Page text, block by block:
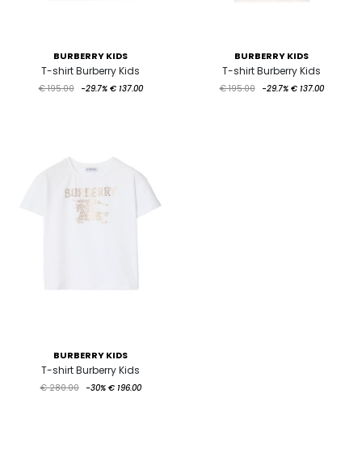
BURBERRY KIDS
T-shirt Burberry Kids
€ 195.00 -29.7% € 137.00
BURBERRY KIDS
T-shirt Burberry Kids
€ 195.00 -29.7% € 137.00
BURBERRY KIDS
T-shirt Burberry Kids
€ 280.00 -30% € 196.00